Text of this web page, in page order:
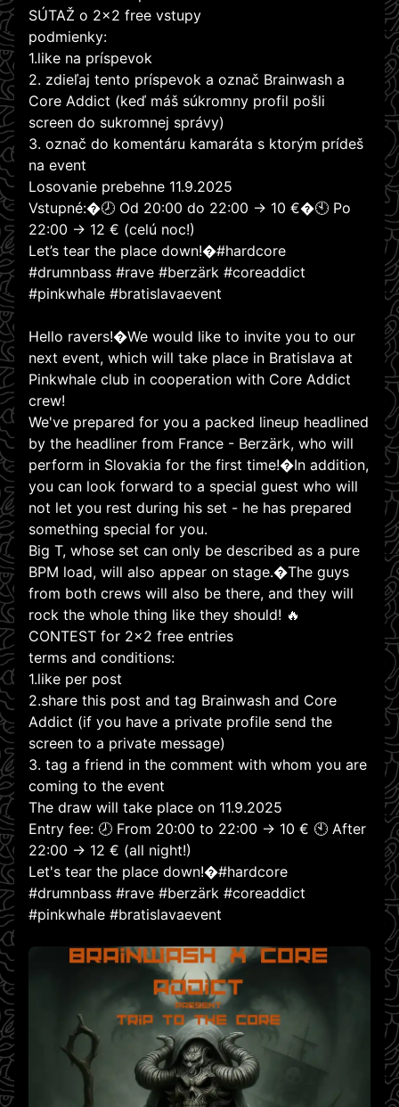
SÚTAŽ o 2x2 free vstupy
podmienky:
1.like na príspevok
2. zdieľaj tento príspevok a označ Brainwash a
Core Addict (keď máš súkromny profil pošli
screen do sukromnej správy)
3. označ do komentáru kamaráta s ktorým prídeš
na event
Losovanie prebehne 11.9.2025
Vstupné:�🕗 Od 20:00 do 22:00 → 10 €�🕙 Po
22:00 → 12 € (celú noc!)
Let’s tear the place down!�#hardcore
#drumnbass #rave #berzärk #coreaddict
#pinkwhale #bratislavaevent
Hello ravers!�We would like to invite you to our
next event, which will take place in Bratislava at
Pinkwhale club in cooperation with Core Addict
crew!
We've prepared for you a packed lineup headlined
by the headliner from France - Berzärk, who will
perform in Slovakia for the first time!�In addition,
you can look forward to a special guest who will
not let you rest during his set - he has prepared
something special for you.
Big T, whose set can only be described as a pure
BPM load, will also appear on stage.�The guys
from both crews will also be there, and they will
rock the whole thing like they should! 🔥
CONTEST for 2x2 free entries
terms and conditions:
1.like per post
2.share this post and tag Brainwash and Core
Addict (if you have a private profile send the
screen to a private message)
3. tag a friend in the comment with whom you are
coming to the event
The draw will take place on 11.9.2025
Entry fee: 🕗 From 20:00 to 22:00 → 10 € 🕙 After
22:00 → 12 € (all night!)
Let's tear the place down!�#hardcore
#drumnbass #rave #berzärk #coreaddict
#pinkwhale #bratislavaevent